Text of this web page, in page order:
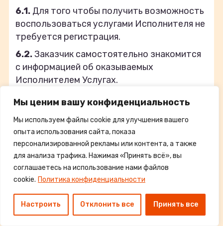
Мы ценим вашу конфиденциальность
Мы используем файлы cookie для улучшения вашего
опыта использования сайта, показа
персонализированной рекламы или контента, а также
для анализа трафика. Нажимая «Принять всё», вы
соглашаетесь на использование нами файлов
cookie. Политика конфиденциальности
Настроить Отклонить все Принять все
6.1. Для того чтобы получить возможность
воспользоваться услугами Исполнителя не
требуется регистрация.
6.2.Заказчик самостоятельно знакомится
с информацией об оказываемых
Исполнителем Услугах.
6.3.
Для получения услуг Заказчик должен
заполнить соответствующие поля формы
Заявки, нажав кнопку «Заказать
поздравление», после чего Заказчик
перенаправляется на страницу выбора
команд, дополнительных опций и оплаты.
6.4.Заказчик, направляя Заявку
Исполнителю, соглашается, что он дает
свое согласие на обработку своих
персональных данных. Заказчик